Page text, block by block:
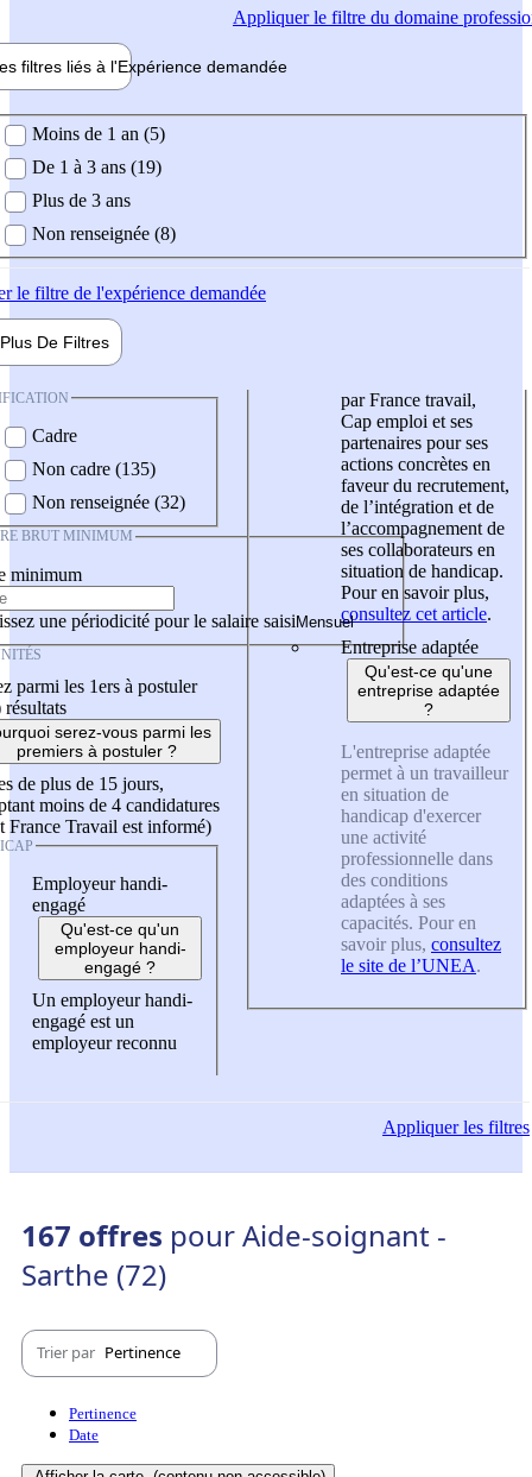
Appliquerle filtre du domaine
filtres liés à l'Expérience demandée
demandée
Moins de 1 an (5)
De 1 à 3 ans (19)
Plus de 3 ans
Non renseignée (8)
le filtre de l'expérience demandée
Plus De Filtres
Cadre
Non cadre (135)
Non renseignée (32)
BRUT MINIMUM
minimum
une périodicité pour le salaire saisi
parmi les 1ers à postuler
résultats
serez-vous parmi les
premiers à postuler ?
de plus de 15 jours,
moins de 4 candidatures
France Travail est informé)
Employeur handi-
engagé
Qu'est-ce qu'un
employeur handi-
engagé ?
Un employeur handi-
engagé est un
employeur reconnu
par France travail,
Cap emploi et ses
partenaires pour ses
actions concrètes en
faveur du recrutement,
de l’intégration et de
l’accompagnement de
ses collaborateurs en
situation de handicap.
Pour en savoir plus,
consultez cet article.
Entreprise adaptée
Qu'est-ce qu'une
entreprise adaptée
?
L'entreprise adaptée
permet à un travailleur
en situation de
handicap d'exercer
une activité
professionnelle dans
des conditions
adaptées à ses
capacités. Pour en
savoir plus, consultez
le site de l’UNEA.
Appliquerles filtres
167 offres pour Aide-soignant -
Sarthe (72)
Trier par Pertinence
Pertinence
Date